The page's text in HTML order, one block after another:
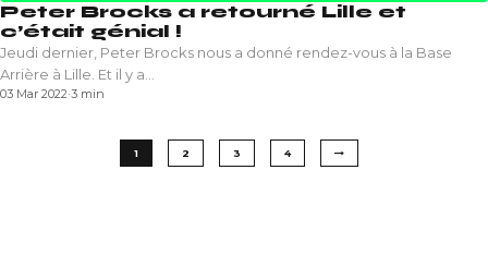
Peter Brocks a retourné Lille et
c’était génial !
Jeudi dernier, Peter Brocks nous a donné rendez-vous à la Base
Arrière à Lille. Et il y a…
03 Mar 2022·3 min
1 2 3 4